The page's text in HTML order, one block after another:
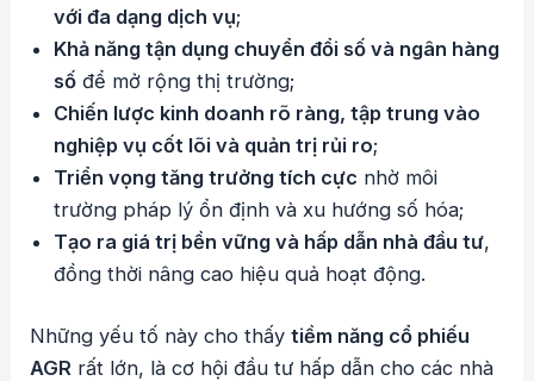
với đa dạng dịch vụ;
Khả năng tận dụng chuyển đổi số và ngân hàng
số để mở rộng thị trường;
Chiến lược kinh doanh rõ ràng, tập trung vào
nghiệp vụ cốt lõi và quản trị rủi ro;
Triển vọng tăng trưởng tích cực nhờ môi
trường pháp lý ổn định và xu hướng số hóa;
Tạo ra giá trị bền vững và hấp dẫn nhà đầu tư,
đồng thời nâng cao hiệu quả hoạt động.
Những yếu tố này cho thấytiềm năng cổ phiếu
AGR rất lớn, là cơ hội đầu tư hấp dẫn cho các nhà